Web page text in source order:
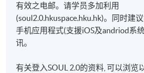
有效之电邮。请学员多加利用
(soul2.0.hkuspace.hku.hk)。同时建
手机应用程式(支援iOS及andriod系
讯。
有关登入SOUL 2.0的资料, 可以浏览